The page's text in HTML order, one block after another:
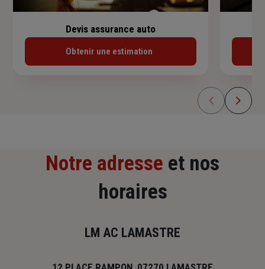
Devis assurance auto
Obtenir une estimation
Notre adresse et nos
horaires
LM AC LAMASTRE